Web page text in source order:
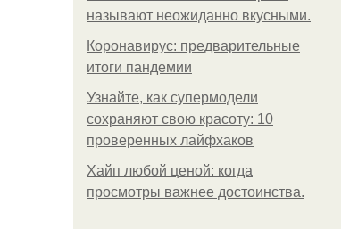
называют неожиданно вкусными.
Коронавирус: предварительные
итоги пандемии
Узнайте, как супермодели
сохраняют свою красоту: 10
проверенных лайфхаков
Хайп любой ценой: когда
просмотры важнее достоинства.